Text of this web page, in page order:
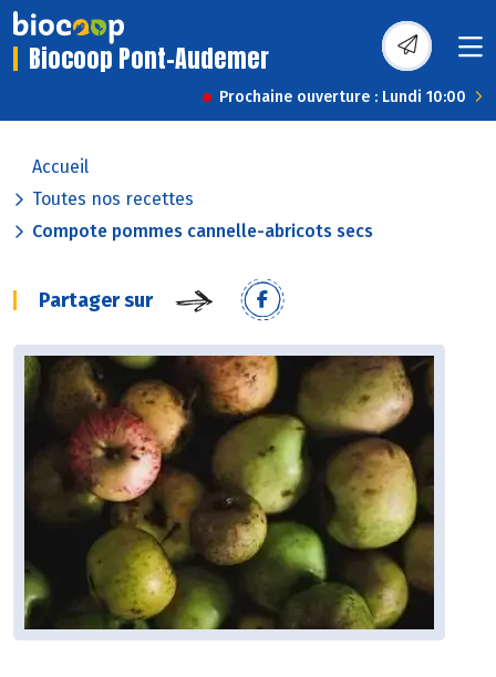
Biocoop Pont-Audemer
Prochaine ouverture : Lundi 10:00
Accueil
Toutes nos recettes
Compote pommes cannelle-abricots secs
Partager sur